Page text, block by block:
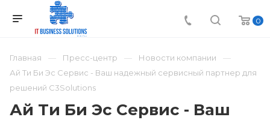
0
Главная Пресс-центр
Новости компании
Ай Ти Би Эс Сервис - Ваш надежный сервисный партнер для
решений C3Solutions
Ай Ти Би Эс Сервис - Ваш